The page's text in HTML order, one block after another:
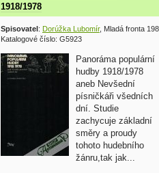
1918/1978
Spisovatel: Dorúžka Lubomír, Mladá fronta
Katalogové číslo: G5923
Panoráma populární
hudby 1918/1978
aneb Nevšední
písničkáři všedních
dní. Studie
zachycuje základní
směry a proudy
tohoto hudebního
žánru,tak jak...